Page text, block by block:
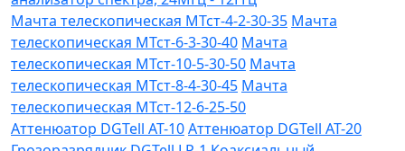
Мачта телескопическая МТст-4-2-30-35 Мачта
телескопическая МТст-6-3-30-40 Мачта
телескопическая МТст-10-5-30-50 Мачта
телескопическая МТст-8-4-30-45 Мачта
телескопическая МТст-12-6-25-50
Аттенюатор DGTell AT-10Аттенюатор DGTell AT-20